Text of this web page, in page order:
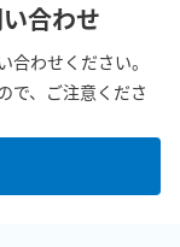
合わせ
わせください。
で、ご注意くださ